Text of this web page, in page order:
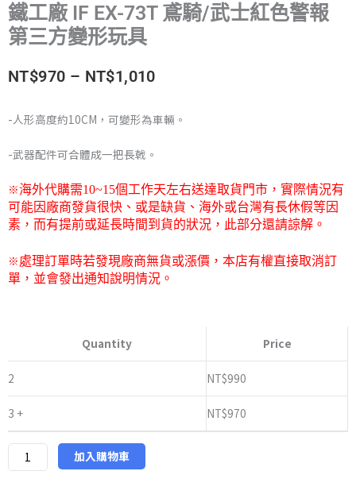
鐵工廠 IF EX-73T 鳶騎/武士紅色警報
第三方變形玩具
NT$970 – NT$1,010價
NT$970
到
NT$1,010
-人形高度約10CM，可變形為車輛。
-武器配件可合體成一把長戟。
※海外代購需10~15個工作天左右送達取貨門市， 實際情況有
可能因廠商發貨很快、或是缺貨、海外或台灣有長休假等因
素，而有提前或延長時間到貨的狀況，此部分還請諒解。
※處理訂單時若發現廠商無貨或漲價，本店有權直接取消訂
單，並會發出通知說明情況。
Quantity Price
2 NT$990
3 + NT$970
IF
EX-
73T
鳶
武
加入購物車